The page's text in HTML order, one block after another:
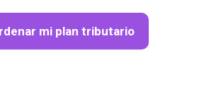
mi plan tributario